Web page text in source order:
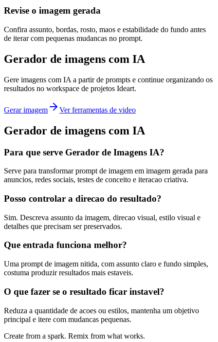
Revise o imagem gerada
Confira assunto, bordas, rosto, maos e estabilidade do fundo antes
de iterar com pequenas mudancas no prompt.
Gerador de imagens com IA
Gere imagens com IA a partir de prompts e continue organizando os
resultados no workspace de projetos Ideart.
Gerar imagem Ver ferramentas de video
Gerador de imagens com IA
Para que serve Gerador de Imagens IA?
Serve para transformar prompt de imagem em imagem gerada para
anuncios, redes sociais, testes de conceito e iteracao criativa.
Posso controlar a direcao do resultado?
Sim. Descreva assunto da imagem, direcao visual, estilo visual e
detalhes que precisam ser preservados.
Que entrada funciona melhor?
Uma prompt de imagem nitida, com assunto claro e fundo simples,
costuma produzir resultados mais estaveis.
O que fazer se o resultado ficar instavel?
Reduza a quantidade de acoes ou estilos, mantenha um objetivo
principal e itere com mudancas pequenas.
Create from a spark. Remix from what works.